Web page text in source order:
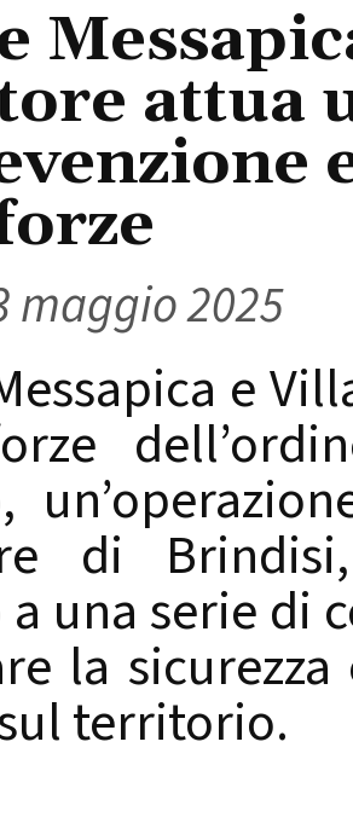
attua
maggio 2025
e
di
una serie di
la
territorio.